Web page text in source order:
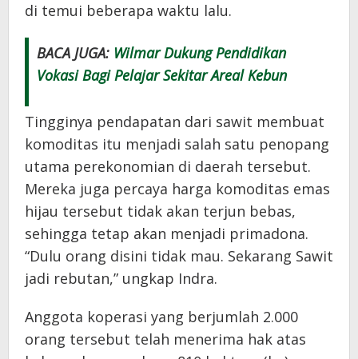
di temui beberapa waktu lalu.
BACA JUGA: Wilmar Dukung Pendidikan
Vokasi Bagi Pelajar Sekitar Areal Kebun
Tingginya pendapatan dari sawit membuat
komoditas itu menjadi salah satu penopang
utama perekonomian di daerah tersebut.
Mereka juga percaya harga komoditas emas
hijau tersebut tidak akan terjun bebas,
sehingga tetap akan menjadi primadona.
“Dulu orang disini tidak mau. Sekarang Sawit
jadi rebutan,” ungkap Indra.
Anggota koperasi yang berjumlah 2.000
orang tersebut telah menerima hak atas